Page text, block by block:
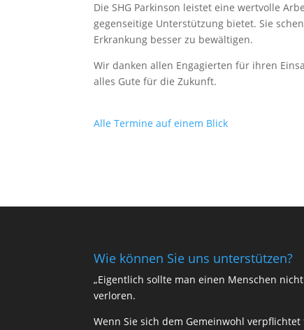
Die SHG Parkinson leistet eine wertvolle
gegenseitige Unterstützung bietet. Sie
Erkrankung besser zu bewältigen.
Wir danken allen Engagierten für ihren
alles Gute für die Zukunft.
Alle Termine auf einem Blick
Wie können Sie uns unterstützen?
„Eigentlich sollte man einen Menschen
verloren.
Wenn Sie sich dem Gemeinwohl